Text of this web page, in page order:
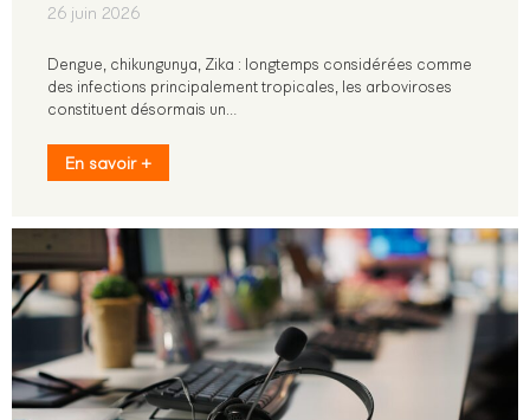
26 juin 2026
Dengue, chikungunya, Zika : longtemps considérées comme
des infections principalement tropicales, les arboviroses
constituent désormais un…
En savoir +